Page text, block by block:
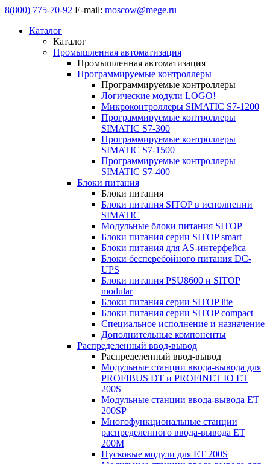
8(800) 775-70-92 E-mail: moscow@mege.ru
Каталог
Каталог
Промышленная автоматизация
Промышленная автоматизация
Программируемые контроллеры
Программируемые контроллеры
Логические модули LOGO!
Микроконтроллеры SIMATIC S7-1200
Программируемые контроллеры
SIMATIC S7-300
Программируемые контроллеры
SIMATIC S7-1500
Программируемые контроллеры
SIMATIC S7-400
Блоки питания
Блоки питания
Блоки питания SITOP в исполнении
SIMATIC
Модульные блоки питания SITOP
Блоки питания серии SITOP smart
Блоки питания для AS-интерфейса
Блоки бесперебойного питания DC-
UPS
Блоки питания PSU8600 и SITOP
modular
Блоки питания серии SITOP lite
Блоки питания серии SITOP compact
Специальное исполнение и назначение
Дополнительные компоненты
Распределенный ввод-вывод
Распределенный ввод-вывод
Модульные станции ввода-вывода для
PROFIBUS DT и PROFINET IO ET
200S
Модульные станции ввода-вывода ET
200SP
Многофункциональные станции
распределенного ввода-вывода ET
200M
Пусковые модули для ET 200S